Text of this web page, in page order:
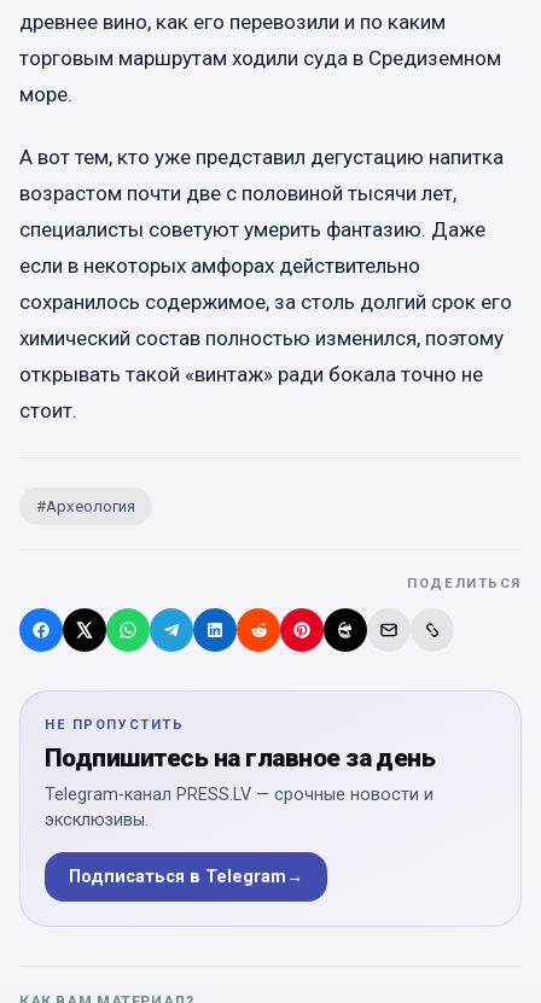
древнее вино, как его перевозили и по каким
торговым маршрутам ходили суда в Средиземном
море.
А вот тем, кто уже представил дегустацию напитка
возрастом почти две с половиной тысячи лет,
специалисты советуют умерить фантазию. Даже
если в некоторых амфорах действительно
сохранилось содержимое, за столь долгий срок его
химический состав полностью изменился, поэтому
открывать такой «винтаж» ради бокала точно не
стоит.
#Археология
ПОДЕЛИТЬСЯ
НЕ ПРОПУСТИТЬ
Подпишитесь на главное за день
Telegram-канал PRESS.LV — срочные новости и
эксклюзивы.
Подписаться в Telegram→